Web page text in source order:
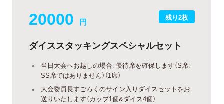
残り2枚
20000 円
ダイススタッキングスペシャルセット
当日大会へお越しの場合、優待席を確保します（S席、
SS席ではありません）（1席）
大会委員長すごろくのサイン入りダイスセットをお
送りいたします（カップ1個&ダイス4個）